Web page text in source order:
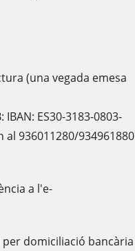
(una vegada emesa
ES30-3183-0803-
al 936011280/934961880
a l'e-
domiciliació bancària